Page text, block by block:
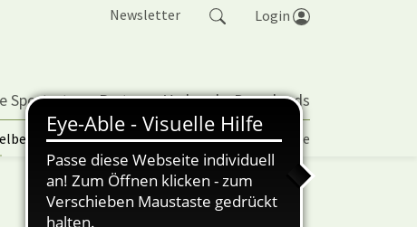
Newsletter Login
Sportarten Partner Verband Downloads
| TORP Vereinspokal Turniere